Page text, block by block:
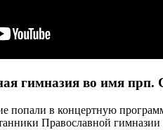
гимназия во имя прп.
в концертную
Православной